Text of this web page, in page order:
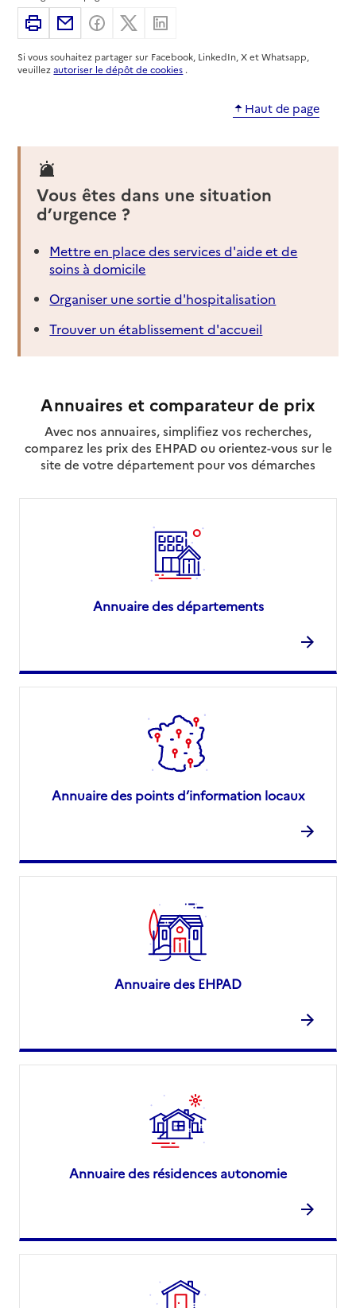
34000- Montpellier
04 67 70 99 60
Contact
Service de soins infirmiers à domicile
SSIAD ADMR Montpellier Sud Ouest
Adresse
34000-Montpellier
04 67 47 40 48
Contact
Site internet
Mis à jour le : 22/07/2026
Service de soins infirmiers à domicile
SSIAD du Bois joli - Maison de retraite
protestante
2252 route de Mende
ImprimerPartager par email
Partager sur Facebook
Partager sur X
Si vous souhaitez partager sur Facebook, LinkedIn, X et Whatsapp,
veuillezautoriser le dépôt de cookies .
Haut de page
Vous êtes dans une situation
d’urgence ?
Mettre en place des services d'aide et de
soins à domicile
Organiser une sortie d'hospitalisation
Trouver un établissement d'accueil
Annuaires et comparateur de prix
Avec nos annuaires, simplifiez vos recherches,
comparez les prix des EHPAD ou orientez-vous sur le
site de votre département pour vos démarches
Annuaire des départements
Annuaire des points d’information locaux
Annuaire des EHPAD
Annuaire des résidences autonomie